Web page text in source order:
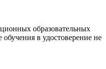
образовательных
в удостоверение не